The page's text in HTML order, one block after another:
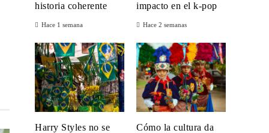
historia coherente
Hace 1 semana
impacto en el k-pop
Hace 2 semanas
Harry Styles no se
Cómo la cultura da